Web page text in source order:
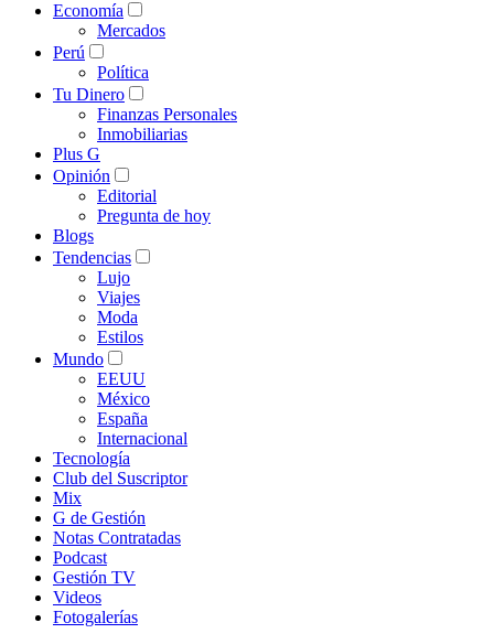
Economía
Mercados
Perú
Política
Tu Dinero
Finanzas Personales
Inmobiliarias
Plus G
Opinión
Editorial
Pregunta de hoy
Blogs
Tendencias
Lujo
Viajes
Moda
Estilos
Mundo
EEUU
México
España
Internacional
Tecnología
Club del Suscriptor
Mix
G de Gestión
Notas Contratadas
Podcast
Gestión TV
Videos
Fotogalerías